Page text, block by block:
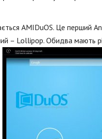
AMIDuOS. Це перший
– Lollipop. Обидва мають